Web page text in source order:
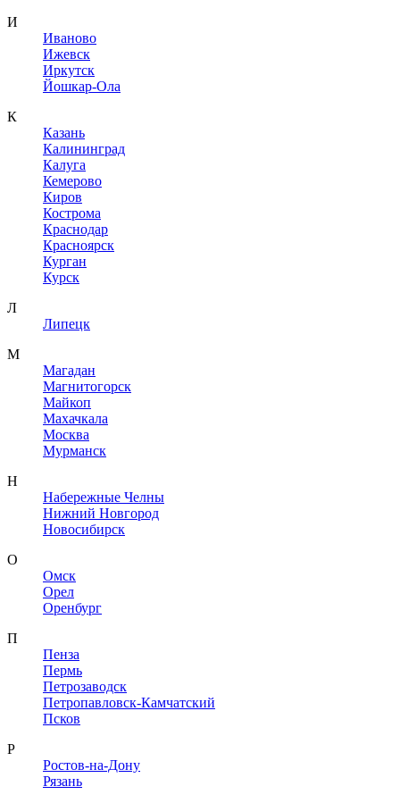
И
Иваново
Ижевск
Иркутск
Йошкар-Ола
К
Казань
Калининград
Калуга
Кемерово
Киров
Кострома
Краснодар
Красноярск
Курган
Курск
Л
Липецк
М
Магадан
Магнитогорск
Майкоп
Махачкала
Москва
Мурманск
Н
Набережные Челны
Нижний Новгород
Новосибирск
О
Омск
Орел
Оренбург
П
Пенза
Пермь
Петрозаводск
Петропавловск-Камчатский
Псков
Р
Ростов-на-Дону
Рязань